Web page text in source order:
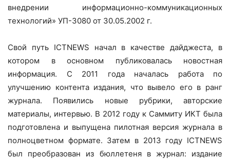
внедрении информационно-коммуникационных
технологий» УП-3080 от 30.05.2002 г.
Свой путь ICTNEWS начал в качестве дайджеста, в
котором в основном публиковалась новостная
информация. С 2011 года началась работа по
улучшению контента издания, что вывело его в ранг
журнала. Появились новые рубрики, авторские
материалы, интервью. В 2012 году к Саммиту ИКТ была
подготовлена и выпущена пилотная версия журнала в
полноцветном формате. Затем в 2013 году ICTNEWS
был преобразован из бюллетеня в журнал: издание